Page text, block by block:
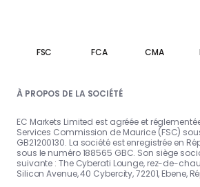
FSC FCA CMA
À PROPOS DE LA SOCIÉTÉ
EC Markets Limited est agréée et
Services Commission de Maurice (FSC)
GB21200130. La société est enregistrée en
sous le numéro 188565 GBC. Son siège
suivante : The Cyberati Lounge, rez-de-
Silicon Avenue, 40 Cybercity, 72201, Ebene,